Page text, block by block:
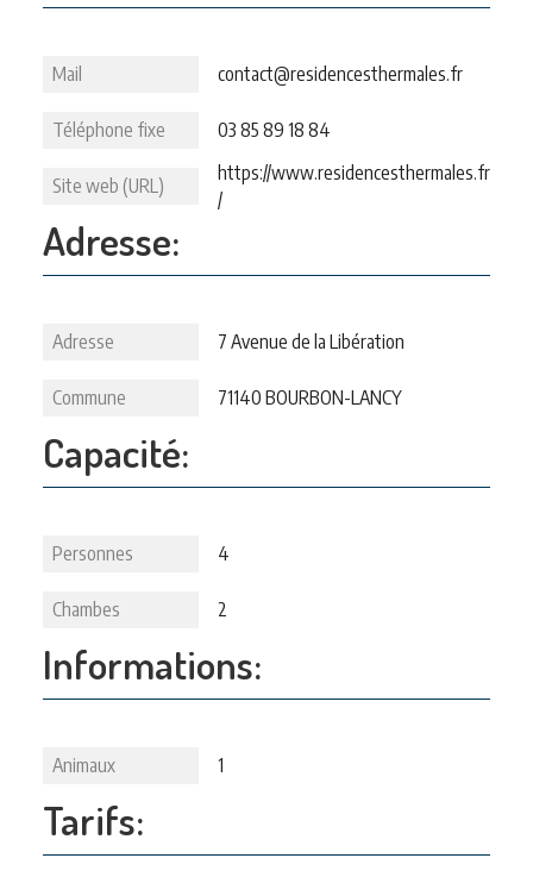
Mail contact@residencesthermales.fr
Téléphone fixe 03 85 89 18 84
Site web (URL)
https://www.residencesthermales.fr
/
Adresse:
Adresse 7 Avenue de la Libération
Commune 71140 BOURBON-LANCY
Capacité:
Personnes 4
Chambes 2
Informations:
Animaux 1
Tarifs: